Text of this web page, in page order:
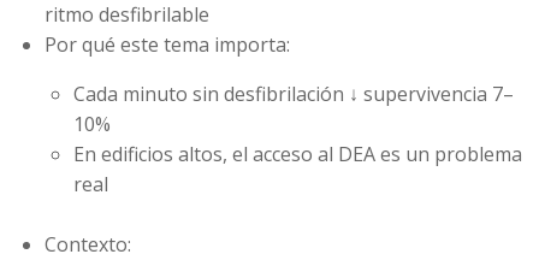
ritmo desfibrilable
Por qué este tema importa:
Cada minuto sin desfibrilación ↓ supervivencia 7–
10%
En edificios altos, el acceso al DEA es un problema
real
Contexto: